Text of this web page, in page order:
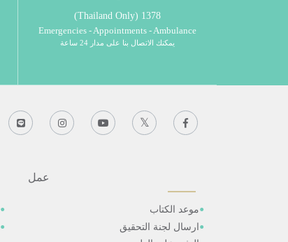
1378 (Thailand Only)
Emergencies - Appointments - Ambulance
يمكنك الاتصال بنا على مدار 24 ساعة
عمل
موعد الكتاب
ارسال لجنة التحقيق